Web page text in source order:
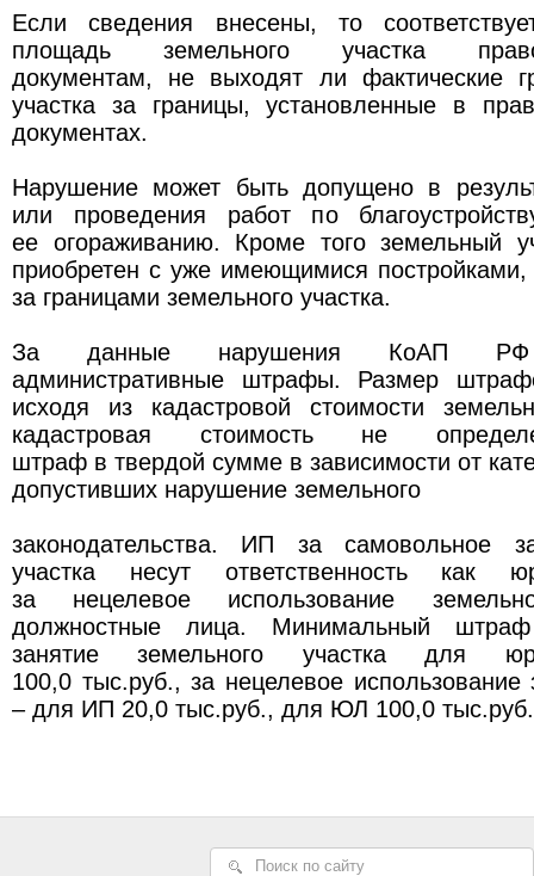
Если сведения внесены, то
площадь земельного участка
документам, не выходят ли фактические
участка за границы, установленные в
документах.
Нарушение может быть допущено в
или проведения работ по
ее огораживанию. Кроме того земельный
приобретен с уже имеющимися постройками,
за границами земельного участка.
За данные нарушения КоАП РФ
административные штрафы. Размер
исходя из кадастровой стоимости
кадастровая стоимость не
штраф в твердой сумме в зависимости от
допустивших нарушение земельного
законодательства. ИП за самовольное
участка несут ответственность как
за нецелевое использование
должностные лица. Минимальный
занятие земельного участка для
100,0 тыс.руб., за нецелевое использование
– для ИП 20,0 тыс.руб., для ЮЛ 100,0 тыс.руб.